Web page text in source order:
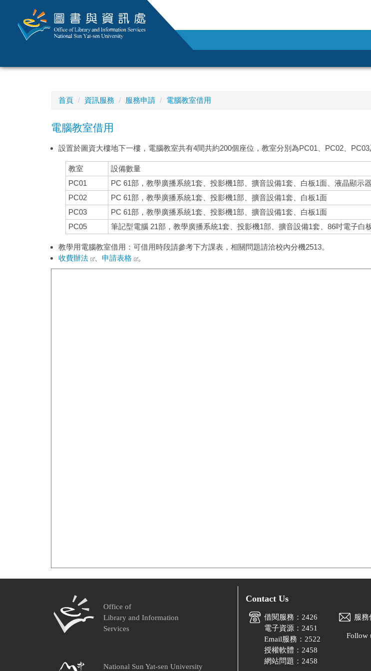
首頁 資訊服務 服務申請 電腦教室借用
電腦教室借用
設置於圖資大樓地下一樓，電腦教室共有4間共約200個座位，教室分別為PC01、PC02、
教室
設備數量
PC01
PC 61部，教學廣播系統1套、投影機1部、擴音設備1套、白板1面、液晶顯示
PC02
PC 61部，教學廣播系統1套、投影機1部、擴音設備1套、白板1面
PC03
PC 61部，教學廣播系統1套、投影機1部、擴音設備1套、白板1面
PC05
筆記型電腦 21部，教學廣播系統1套、投影機1部、擴音設備1套、86吋電子白
教學用電腦教室借用：可借用時段請參考下方課表，相關問題請洽校內分機2513。
收費辦法
、 申請表格 。
Office of
Library and Information
Services
National Sun Yat-sen University
Contact Us
借閱服務：2426
電子資源：2451
Email服務：2522
授權軟體：2458
網站問題：2458
服務
Follow